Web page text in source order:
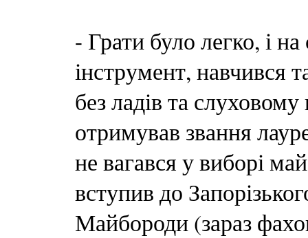
- Грати було легко, і
інструмент, навчився
без ладів та
отримував звання
не вагався у виборі
вступив до
Майбороди (зараз